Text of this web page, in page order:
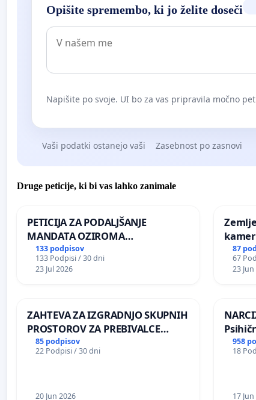
Opišite spremembo, ki jo želite doseči
Napišite po svoje. UI bo za vas pripravila močno
Vaši podatki ostanejo vaši Zasebnost po zasnovi
Druge peticije, ki bi vas lahko zanimale
PETICIJA ZA PODALJŠANJE
MANDATA OZIROMA
ČIMPREJŠNJO PONOVNO
NAPOTITEV GOSPODA BERNARDA
ŠRAJNERJA NA VELEPOSLANIŠTVO
133 podpisov
133 Podpisi / 30 dni
23 Jul 2026
87
67
23
ZAHTEVA ZA IZGRADNJO SKUPNIH
PROSTOROV ZA PREBIVALCE
KRAJEVNE SKUPNOSTI
PRESTRANEK
85 podpisov
22 Podpisi / 30 dni
20 Jun 2026
nasilje
958
18
17